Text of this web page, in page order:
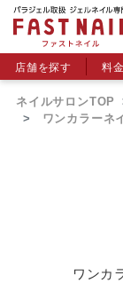
店舗を探す 料
ネイルサロンTOP
ワンカラーネ
ワンカ